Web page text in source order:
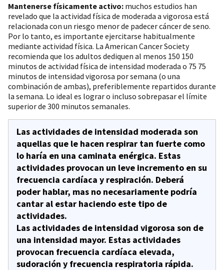
Mantenerse físicamente activo: muchos estudios han
revelado que la actividad física de moderada a vigorosa está
relacionada con un riesgo menor de padecer cáncer de seno.
Por lo tanto, es importante ejercitarse habitualmente
mediante actividad física. La American Cancer Society
recomienda que los adultos dediquen al menos 150 150
minutos de actividad física de intensidad moderada o 75 75
minutos de intensidad vigorosa por semana (o una
combinación de ambas), preferiblemente repartidos durante
la semana. Lo ideal es lograr o incluso sobrepasar el límite
superior de 300 minutos semanales.
Las actividades de intensidad moderada son
aquellas que le hacen respirar tan fuerte como
lo haría en una caminata enérgica. Estas
actividades provocan un leve incremento en su
frecuencia cardíaca y respiración. Deberá
poder hablar, mas no necesariamente podría
cantar al estar haciendo este tipo de
actividades.
Las actividades de intensidad vigorosa son de
una intensidad mayor. Estas actividades
provocan frecuencia cardíaca elevada,
sudoración y frecuencia respiratoria rápida.